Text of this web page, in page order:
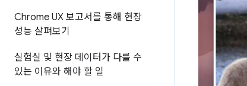
Chrome UX 보고서를 통해 현장
성능 살펴보기
실험실 및 현장 데이터가 다를 수
있는 이유와 해야 할 일